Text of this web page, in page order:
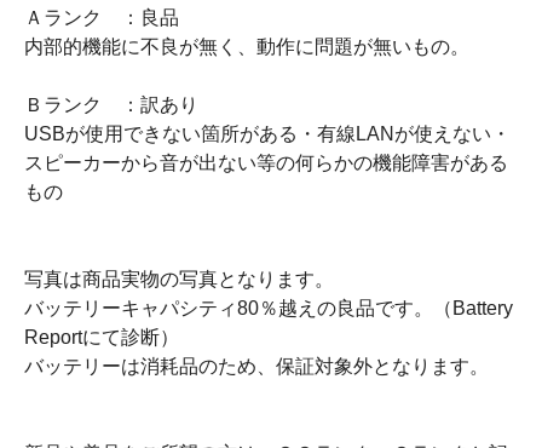
Ａランク ：良品
内部的機能に不良が無く、動作に問題が無いもの。
Ｂランク ：訳あり
USBが使用できない箇所がある・有線LANが使えない・
スピーカーから音が出ない等の何らかの機能障害がある
もの
写真は商品実物の写真となります。
バッテリーキャパシティ80％越えの良品です。（Battery
Reportにて診断）
バッテリーは消耗品のため、保証対象外となります。